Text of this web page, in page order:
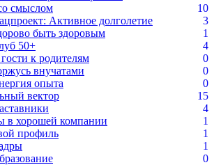
смыслом
10
Активное долголетие
3
быть здоровым
1
50+
4
к родителям
0
внучатами
0
опыта
0
вектор
15
4
в хорошей компании
1
профиль
1
1
0